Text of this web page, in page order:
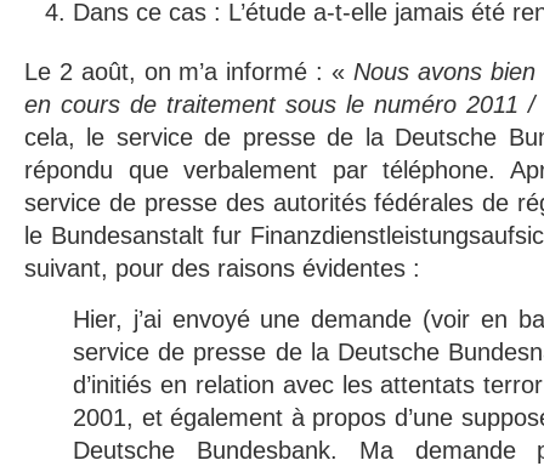
Dans ce cas : L’étude a-t-elle jamais été
Le 2 août, on m’a informé : « Nous avons
en cours de traitement sous le numéro 2011
cela, le service de presse de la Deutsche
répondu que verbalement par téléphone.
service de presse des autorités fédérales de
le Bundesanstalt fur
suivant, pour des raisons évidentes :
Hier, j’ai envoyé une demande (voir en
service de presse de la Deutsche
d’initiés en relation avec les attentats
2001, et également à propos d’une
Deutsche Bundesbank. Ma